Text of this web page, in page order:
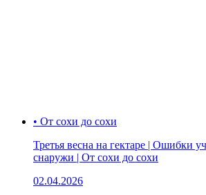
• От сохи до сохи
Третья весна на гектаре | Ошибки
снаружи | От сохи до сохи
02.04.2026